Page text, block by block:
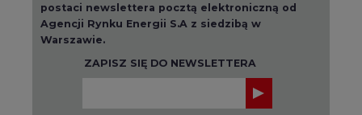
postaci newslettera pocztą elektroniczną od
Agencji Rynku Energii S.A z siedzibą w
Warszawie.
ZAPISZ SIĘ DO NEWSLETTERA